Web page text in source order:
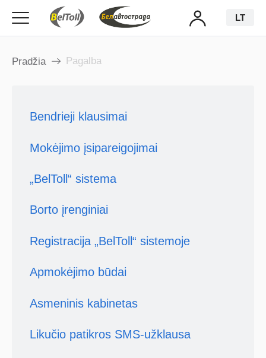
LT
Pradžia Pagalba
Bendrieji klausimai
Mokėjimo įsipareigojimai
„BelToll“ sistema
Borto įrenginiai
Registracija „BelToll“ sistemoje
Apmokėjimo būdai
Asmeninis kabinetas
Likučio patikros SMS-užklausa